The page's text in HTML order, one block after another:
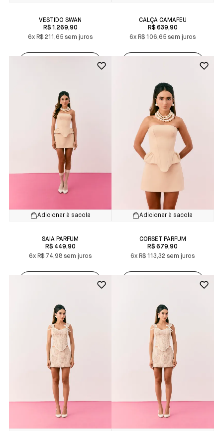
VESTIDO SWAN
R$ 1.269,90
6x R$ 211,65
CALÇA CAMAFEU
R$ 639,90
6x R$ 106,65
Adicionar à sacola
SAIA PARFUM
R$ 449,90
6x R$ 74,98
Adicionar à sacola
CORSET PARFUM
R$ 679,90
6x R$ 113,32